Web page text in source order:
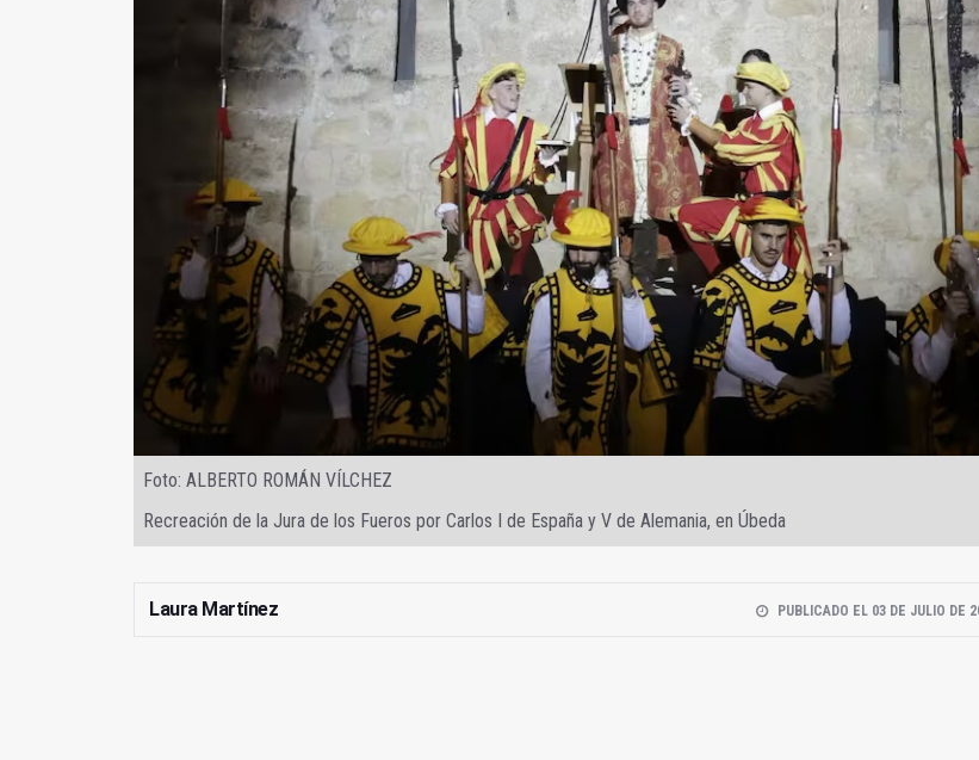
Foto: ALBERTO ROMÁN VÍLCHEZ
Recreación de la Jura de los Fueros por Carlos I de España y V de Alemania, en Úbeda
Laura Martínez PUBLICADO EL 03 DE JULIO DE